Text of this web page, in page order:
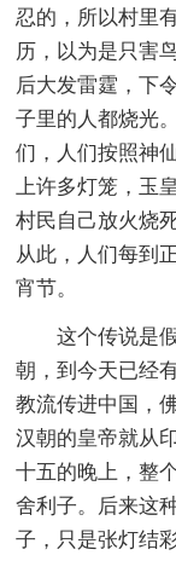
忍的，所以村里
历，以为是只害
后大发雷霆，下
子里的人都烧光
们，人们按照神
上许多灯笼，玉
村民自己放火烧
从此，人们每到
宵节。
这个传说是
朝，到今天已经
教流传进中国，
汉朝的皇帝就从
十五的晚上，整
舍利子。后来这
子，只是张灯结